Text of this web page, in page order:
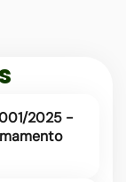
2025 -